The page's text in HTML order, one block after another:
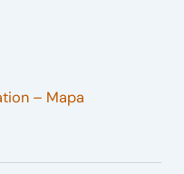
– Mapa